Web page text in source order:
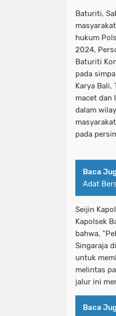
Baturiti,
hukum
2024,
Baturiti
pada
Karya Bali,
macet dan
dalam
pada
Baca
Adat
Seijin
Kapolsek
bahwa,
Singaraja
untuk
melintas
jalur ini
Baca